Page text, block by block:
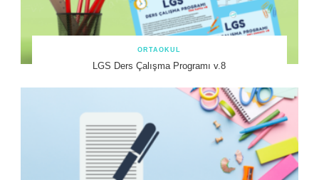
ORTAOKUL
LGS Ders Çalışma Programı v.8